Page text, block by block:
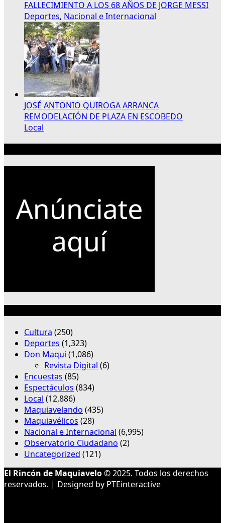
FALLECIMIENTO A LOS 68 AÑOS DE JORGE MESSI
Deportes, Nacional e Internacional
JOSÉ ANTONIO QUIROGA ARRANCA
REMODELACIÓN DE PLAZA EN ESCOBEDO
Local
Cultura (250)
Deportes (1,323)
Don Maqui (1,086)
Revista Digital (6)
Encuestas (85)
Espectáculos (834)
Local (12,886)
Maquiavelando (435)
Maquiavélicos (28)
Nacional e Internacional (6,995)
Observatorio Ciudadano (2)
Uncategorized (121)
El Rincón de Maquiavelo© 2025. Todos los derechos
reservados. | Designed by PTEinteractive